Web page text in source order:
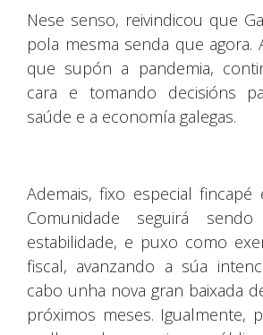
Nese senso, reivindicou que
pola mesma senda que agora.
que supón a pandemia,
cara e tomando decisións
saúde e a economía galegas.
Ademais, fixo especial
Comunidade seguirá
estabilidade, e puxo como
fiscal, avanzando a súa
cabo unha nova gran baixada
próximos meses. Igualmente,